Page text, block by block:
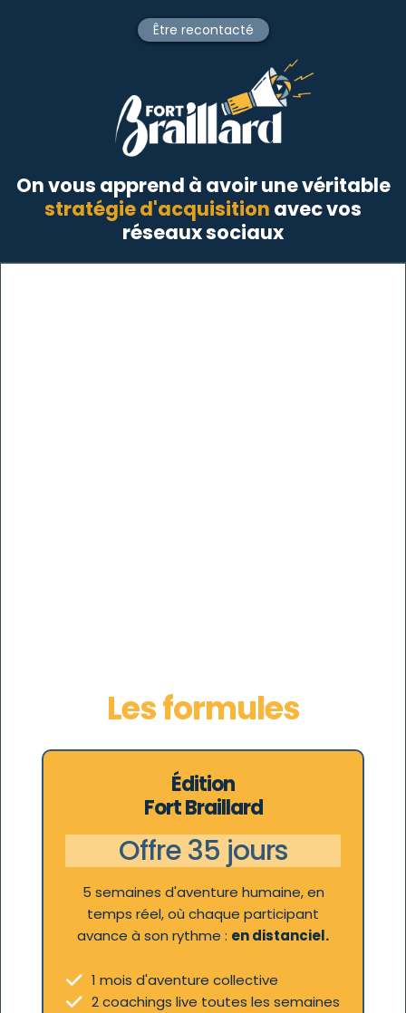
Être recontacté
On vous apprend à avoir une véritable
stratégie d'acquisition avec vos
réseaux sociaux
Les formules
Édition
Fort Braillard
Offre 35 jours
5 semaines d'aventure humaine, en
temps réel, où chaque participant
avance à son rythme : en distanciel.
1 mois d'aventure collective
2 coachings live toutes les semaines